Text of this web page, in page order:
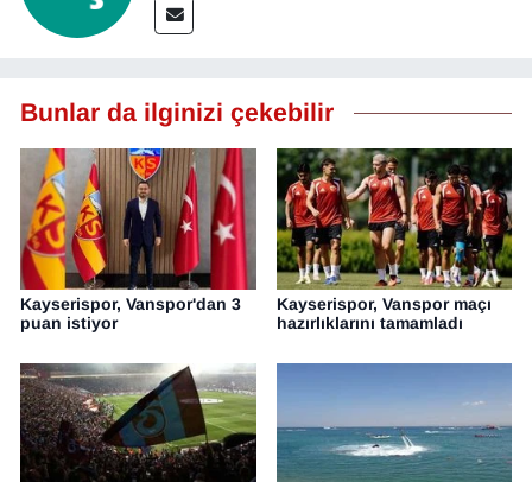
Bunlar da ilginizi çekebilir
Kayserispor, Vanspor'dan 3
puan istiyor
Kayserispor, Vanspor maçı
hazırlıklarını tamamladı